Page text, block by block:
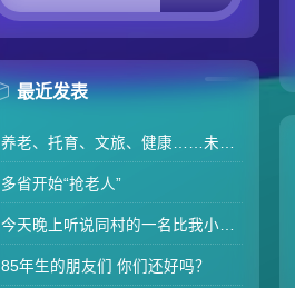
最近发表
养老、托育、文旅、健康……未来5年消费“路线图”来了
多省开始“抢老人”
今天晚上听说同村的一名比我小两岁的80后因肾衰竭去世了
85年生的朋友们 你们还好吗？